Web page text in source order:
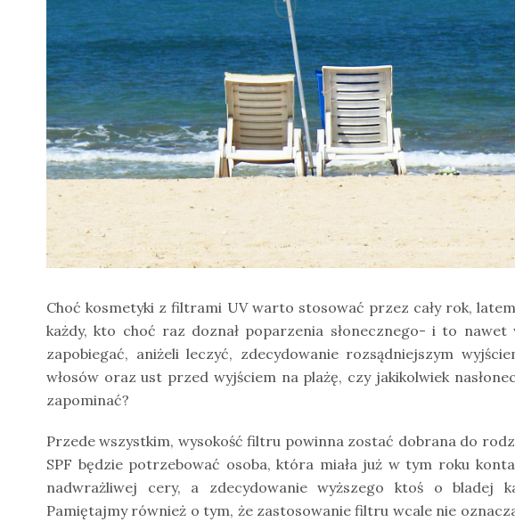
Choć kosmetyki z filtrami UV warto stosować przez cały rok,
każdy, kto choć raz doznał poparzenia słonecznego- i to
zapobiegać, aniżeli leczyć, zdecydowanie rozsądniejszym
włosów oraz ust przed wyjściem na plażę, czy jakikolwiek
zapominać?
Przede wszystkim, wysokość filtru powinna zostać dobrana do
SPF będzie potrzebować osoba, która miała już w tym roku
nadwrażliwej cery, a zdecydowanie wyższego ktoś o bladej
Pamiętajmy również o tym, że zastosowanie filtru wcale nie